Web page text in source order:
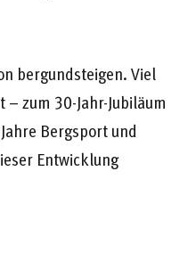
bergundsteigen. Viel
zum 30-Jahr-Jubiläum
Bergsport und
Entwicklung